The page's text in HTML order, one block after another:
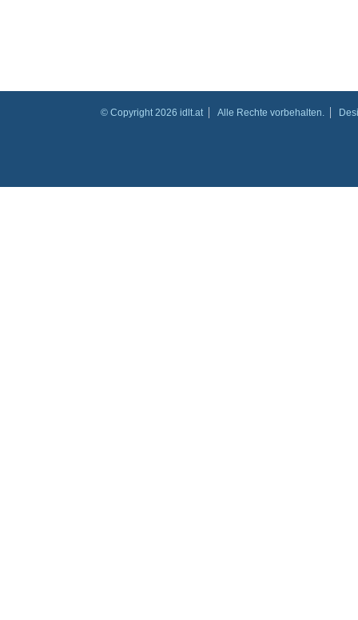
© Copyright 2026 idlt.at Alle Rechte vorbehalten.